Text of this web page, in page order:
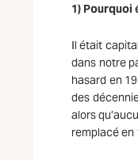
1)
Il était
dans notre
hasard en
des
alors
remplacé en